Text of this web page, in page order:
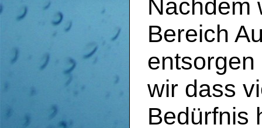
Nachdem
Bereich
wir dass
Bedürfnis